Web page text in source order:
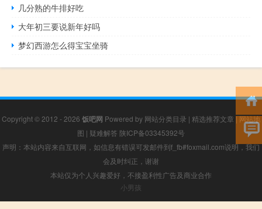
几分熟的牛排好吃
大年初三要说新年好吗
梦幻西游怎么得宝宝坐骑
Copyright © 2012 - 2026 饭吧网 Powered by 网站分类目录 | 精选推荐文章 |网站地
图 | 疑难解答 陕ICP备03345392号
声明：本站内容来自互联网，如信息有错误可发邮件到f_fb#foxmail.com说明，我们
会及时纠正，谢谢
本站仅为个人兴趣爱好，不接盈利性广告及商业合作
小男孩